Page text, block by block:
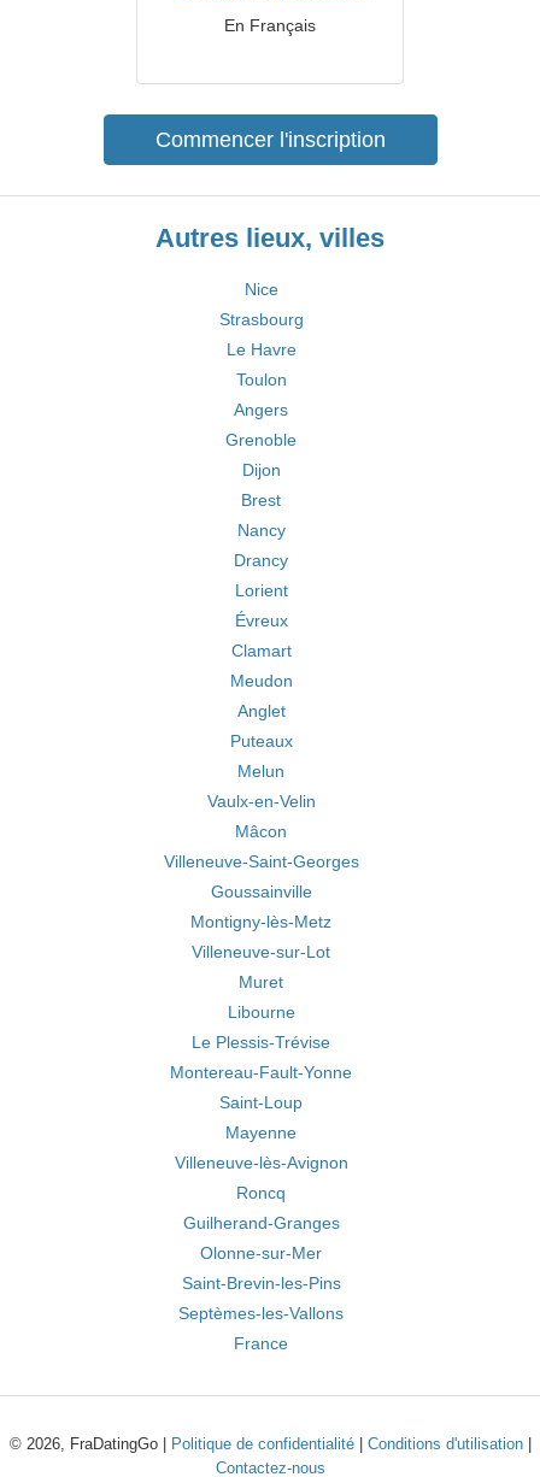
En Français
Commencer l'inscription
Autres lieux, villes
Nice
Strasbourg
Le Havre
Toulon
Angers
Grenoble
Dijon
Brest
Nancy
Drancy
Lorient
Évreux
Clamart
Meudon
Anglet
Puteaux
Melun
Vaulx-en-Velin
Mâcon
Villeneuve-Saint-Georges
Goussainville
Montigny-lès-Metz
Villeneuve-sur-Lot
Muret
Libourne
Le Plessis-Trévise
Montereau-Fault-Yonne
Saint-Loup
Mayenne
Villeneuve-lès-Avignon
Roncq
Guilherand-Granges
Olonne-sur-Mer
Saint-Brevin-les-Pins
Septèmes-les-Vallons
France
© 2026, FraDatingGo | Politique de confidentialité| Conditions d'utilisation|
Contactez-nous